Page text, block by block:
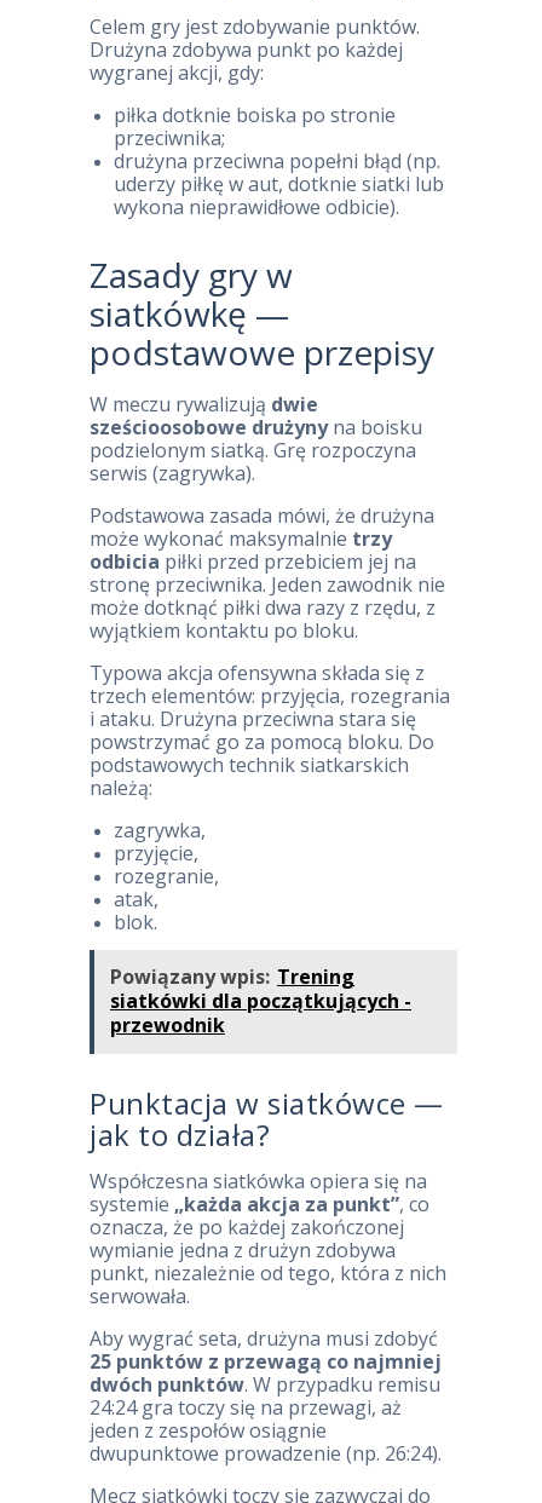
Celem gry jest zdobywanie punktów.
Drużyna zdobywa punkt po każdej
wygranej akcji, gdy:
piłka dotknie boiska po stronie
przeciwnika;
drużyna przeciwna popełni błąd (np.
uderzy piłkę w aut, dotknie siatki lub
wykona nieprawidłowe odbicie).
Zasady gry w
siatkówkę —
podstawowe przepisy
W meczu rywalizują dwie
sześcioosobowe drużynyna boisku
podzielonym siatką. Grę rozpoczyna
serwis (zagrywka).
Podstawowa zasada mówi, że drużyna
może wykonać maksymalnie trzy
odbicia piłki przed przebiciem jej na
stronę przeciwnika. Jeden zawodnik nie
może dotknąć piłki dwa razy z rzędu, z
wyjątkiem kontaktu po bloku.
Typowa akcja ofensywna składa się z
trzech elementów: przyjęcia, rozegrania
i ataku. Drużyna przeciwna stara się
powstrzymać go za pomocą bloku. Do
podstawowych technik siatkarskich
należą:
zagrywka,
przyjęcie,
rozegranie,
atak,
blok.
Powiązany wpis: Trening
siatkówki dla początkujących -
przewodnik
Punktacja w siatkówce —
jak to działa?
Współczesna siatkówka opiera się na
systemie „każda akcja za punkt”, co
oznacza, że po każdej zakończonej
wymianie jedna z drużyn zdobywa
punkt, niezależnie od tego, która z nich
serwowała.
Aby wygrać seta, drużyna musi zdobyć
25 punktów z przewagą co najmniej
dwóch punktów. W przypadku remisu
24:24 gra toczy się na przewagi, aż
jeden z zespołów osiągnie
dwupunktowe prowadzenie (np. 26:24).
Mecz siatkówki toczy się zazwyczaj do